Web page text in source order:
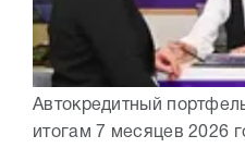
Автокредитный
итогам 7 месяцев 2026